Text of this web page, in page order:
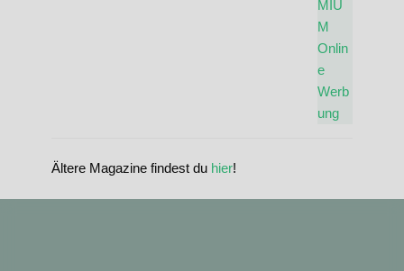
Ältere Magazine findest du hier!